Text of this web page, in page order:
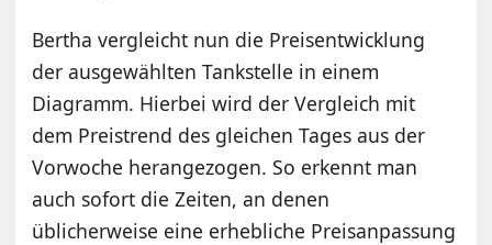
Bertha vergleicht nun die Preisentwicklung
der ausgewählten Tankstelle in einem
Diagramm. Hierbei wird der Vergleich mit
dem Preistrend des gleichen Tages aus der
Vorwoche herangezogen. So erkennt man
auch sofort die Zeiten, an denen
üblicherweise eine erhebliche Preisanpassung